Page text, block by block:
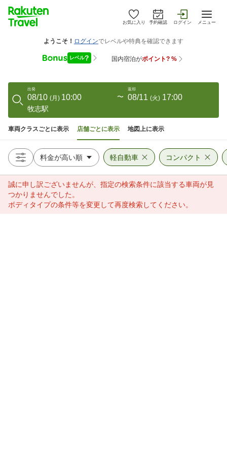
お気に入り 予約確認 ログイン メニュー
出発
08/10 (月) 10:00 〜
返却
08/11 (火) 17:00
牧志駅
車両クラスごとに表示 店舗ごとに表示 地図上に表示
軽自動車 コンパクト
誠に申し訳ございませんが、指定の検索条件に該当する車両が見
つかりませんでした。
ボディタイプの条件等を変更して再度検索してください。